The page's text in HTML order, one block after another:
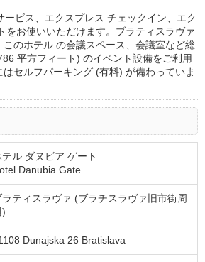
ービス、エクスプレス チェックイン、エク
をお使いいただけます。ブラティスラヴァ
のホテル の会議スペース、会議室など総
平方フィート) のイベント設備をご利用
セルフパーキング (有料) が備わっていま
テル ダヌビア ゲート
Danubia Gate
ラティスラヴァ (ブラチスラヴァ旧市街周
)
Dunajska 26 Bratislava